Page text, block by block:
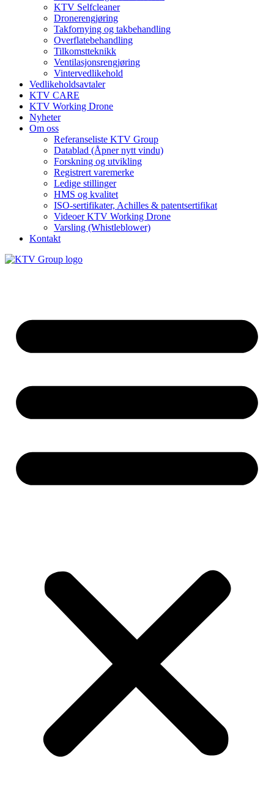
KTV Selfcleaner
Dronerengjøring
Takfornying og takbehandling
Overflatebehandling
Tilkomstteknikk
Ventilasjonsrengjøring
Vintervedlikehold
Vedlikeholdsavtaler
KTV CARE
KTV Working Drone
Nyheter
Om oss
Referanseliste KTV Group
Datablad (Åpner nytt vindu)
Forskning og utvikling
Registrert varemerke
Ledige stillinger
HMS og kvalitet
ISO-sertifikater, Achilles & patentsertifikat
Videoer KTV Working Drone
Varsling (Whistleblower)
Kontakt